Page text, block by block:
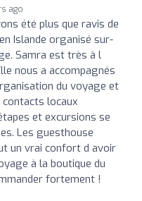
ago
été plus que ravis de
Islande organisé sur-
Samra est très à l
nous a accompagnés
du voyage et
locaux
et excursions se
Les guesthouse
un vrai confort d avoir
à la boutique du
fortement !